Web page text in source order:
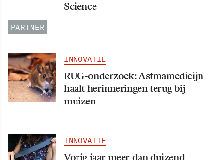
Science
PARTNER
INNOVATIE
RUG-onderzoek: Astmamedicijn
haalt herinneringen terug bij
muizen
INNOVATIE
Vorig jaar meer dan duizend